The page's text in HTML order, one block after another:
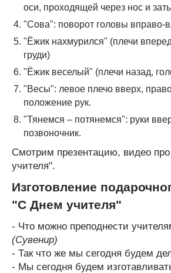
оси, проходящей через нос и
"Сова": поворот головы вправо-
"Ёжик нахмурился" (плечи
груди)
"Ёжик веселый" (плечи назад,
"Весы": левое плечо вверх,
положение рук.
"Тянемся – потянемся": руки
позвоночник.
Смотрим презентацию, видео
учителя".
Изготовление
"С Днем учителя"
- Что можно преподнести
(Сувенир)
- Так что же мы сегодня будем
- Мы сегодня будем